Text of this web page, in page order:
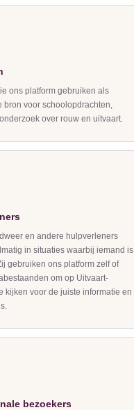
ons platform gebruiken als
bron voor schoolopdrachten,
over rouw en uitvaart.
en andere hulpverleners
in situaties waarbij iemand is
gebruiken ons platform zelf of
om op Uitvaart-
kijken voor de juiste informatie en
bezoekers